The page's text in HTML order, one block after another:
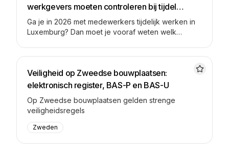
werkgevers moeten controleren bij tijdelijk
werk
Ga je in 2026 met medewerkers tijdelijk werken in
Luxemburg? Dan moet je vooraf weten welk
geldt. Een sector-cao is een pakket afspraken voor
een bepaalde sector. Denk aan bouw, elektro,
werkzaamheden daaronder vallen, kan het loon
hoger zijn dan het gewone minimumloon. Praktisch
gezegd: kijk niet alleen naar het
minimumloonbedrag. Kijk ook welk werk je precies
in Luxemburg doet.
Veiligheid op Zweedse bouwplaatsen:
elektronisch register, BAS-P en BAS-U
Op Zweedse bouwplaatsen gelden strenge
veiligheidsregels
Zweden